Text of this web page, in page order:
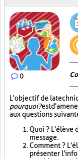
0
L'objectif de la
pourquoi?est
aux questions
Quoi ? L'élève
message.
Comment ?
présenter